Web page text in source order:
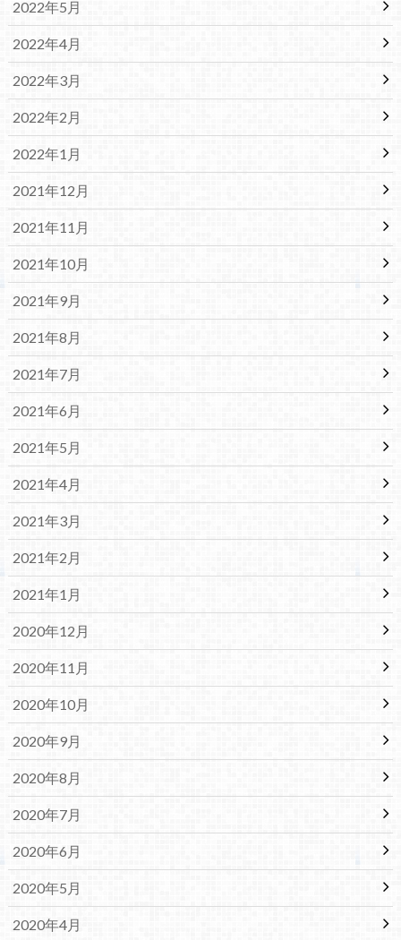
2022年5月
2022年4月
2022年3月
2022年2月
2022年1月
2021年12月
2021年11月
2021年10月
2021年9月
2021年8月
2021年7月
2021年6月
2021年5月
2021年4月
2021年3月
2021年2月
2021年1月
2020年12月
2020年11月
2020年10月
2020年9月
2020年8月
2020年7月
2020年6月
2020年5月
2020年4月